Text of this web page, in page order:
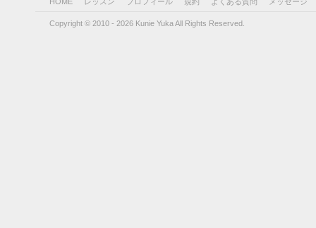
Copyright © 2010 - 2026 Kunie Yuka All Rights Reserved.